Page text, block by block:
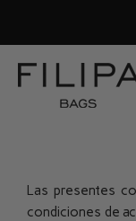
CAMBIO &
Las presentes
condiciones de